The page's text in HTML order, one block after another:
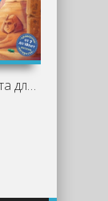
Чудеса света для детей - Наталья